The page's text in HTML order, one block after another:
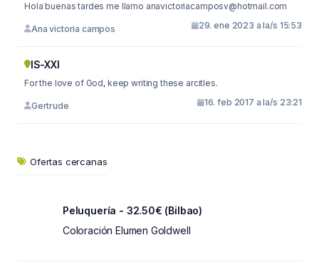
Hola buenas tardes me llamo anavictoriacamposv@hotmail.com
Ana victoria campos 29. ene 2023 a la/s 15:53
IS-XXI
For the love of God, keep writing these arcitles.
Gertrude 16. feb 2017 a la/s 23:21
Ofertas cercanas
Peluquería - 32.50€ (Bilbao)
Coloración Elumen Goldwell